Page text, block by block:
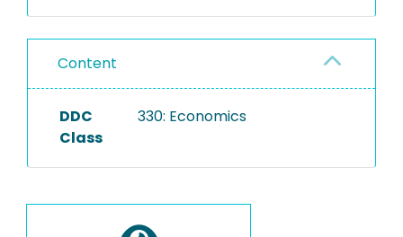
Content
DDC
Class
330: Economics